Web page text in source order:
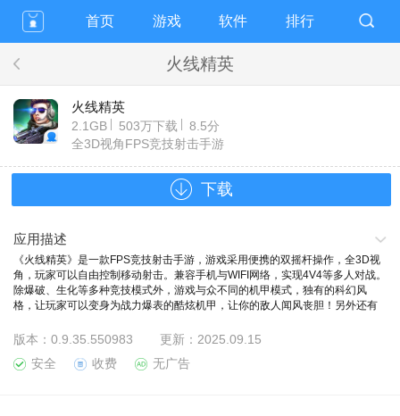
首页 游戏 软件 排行
火线精英
火线精英
2.1GB 503万下载
8.5分
全3D视角FPS竞技射击手游
下载
应用描述
《火线精英》是一款FPS竞技射击手游，游戏采用便携的双摇杆操作，全3D视
角，玩家可以自由控制移动射击。兼容手机与WIFI网络，实现4V4等多人对战。
除爆破、生化等多种竞技模式外，游戏与众不同的机甲模式，独有的科幻风
格，让玩家可以变身为战力爆表的酷炫机甲，让你的敌人闻风丧胆！另外还有
入《火线精英》，开始你的火线争霸之路吧！
版本： 0.9.35.550983 更新： 2025.09.15
安全
收费 无广告